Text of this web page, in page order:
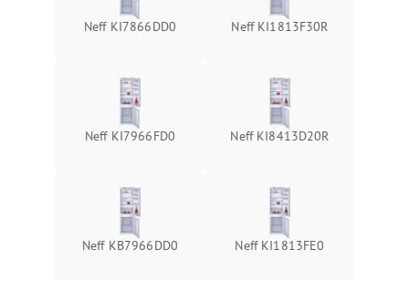
Neff KI7866DD0 Neff KI1813F30R
Neff KI7966FD0 Neff KI8413D20R
Neff KB7966DD0 Neff KI1813FE0